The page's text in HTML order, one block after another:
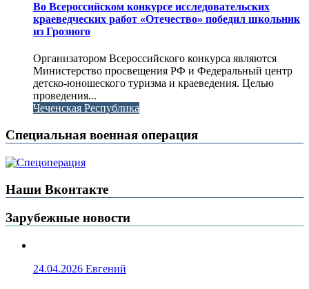
Во Всероссийском конкурсе исследовательских
краеведческих работ «Отечество» победил школьник
из Грозного
Организатором Всероссийского конкурса являются
Министерство просвещения РФ и Федеральный центр
детско-юношеского туризма и краеведения. Целью
проведения...
Чеченская Республика
Специальная военная операция
Наши Вконтакте
Зарубежные новости
24.04.2026 Евгений